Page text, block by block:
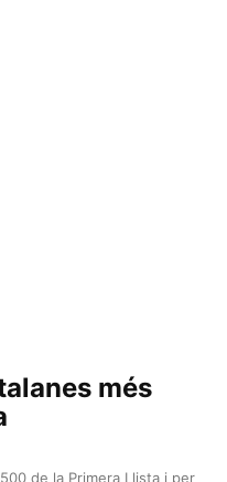
més
de la Primera Llista i per